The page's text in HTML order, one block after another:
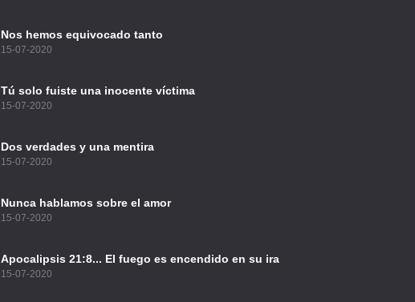
Nos hemos equivocado tanto
15-07-2020
Tú solo fuiste una inocente víctima
15-07-2020
Dos verdades y una mentira
15-07-2020
Nunca hablamos sobre el amor
15-07-2020
Apocalipsis 21:8... El fuego es encendido en su ira
15-07-2020